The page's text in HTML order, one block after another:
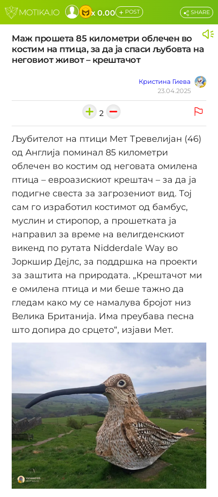
x 0.00 + POST
Маж прошета 85 километри облечен во
костим на птица, за да ја спаси љубовта на
неговиот живот – крештачот
Кристина Гиева
23.04.2025
SHARE
2
Љубителот на птици Мет Тревелијан (46)
од Англија поминал 85 километри
облечен во костим од неговата омилена
птица – евроазискиот крештач – за да ја
подигне свеста за загрозениот вид. Тој
сам го изработил костимот од бамбус,
муслин и стиропор, а прошетката ја
направил за време на велигденскиот
викенд по рутата Nidderdale Way во
Јоркшир Дејлс, за поддршка на проекти
за заштита на природата. „Крештачот ми
е омилена птица и ми беше тажно да
гледам како му се намалува бројот низ
Велика Британија. Има преубава песна
што допира до срцето“, изјави Мет.